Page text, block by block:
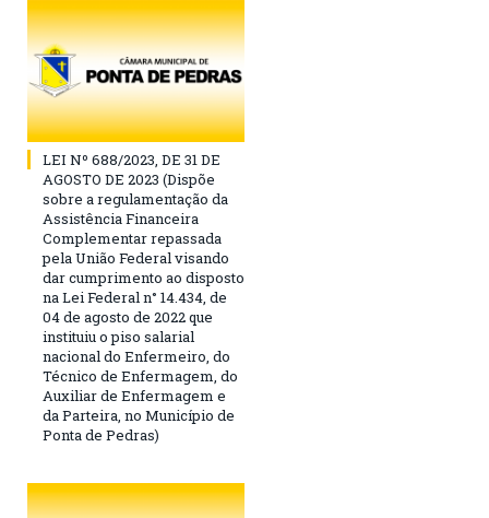
LEI Nº 688/2023, DE 31 DE
AGOSTO DE 2023 (Dispõe
sobre a regulamentação da
Assistência Financeira
Complementar repassada
pela União Federal visando
dar cumprimento ao disposto
na Lei Federal n° 14.434, de
04 de agosto de 2022 que
instituiu o piso salarial
nacional do Enfermeiro, do
Técnico de Enfermagem, do
Auxiliar de Enfermagem e
da Parteira, no Município de
Ponta de Pedras)